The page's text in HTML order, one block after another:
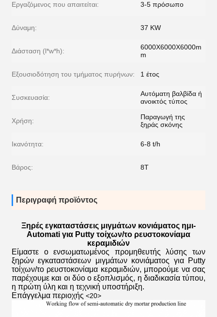
Εργαζόμενος που απαιτείται: 3-5 πρόσωπο
Δύναμη: 37 KW
Διάσταση (l*w*h):
6000X6000X6000m
m
Εξουσιοδότηση του τμήματος πυρήνων: 1 έτος
Συσκευασία:
Αυτόματη βαλβίδα ή
ανοικτός τύπος
Χρήση:
Παραγωγή της
ξηράς σκόνης
Ικανότητα: 6-8 t/h
Βάρος: 8T
Περιγραφή προϊόντος
Ξηρές εγκαταστάσεις μιγμάτων κονιάματος ημι-
Automati για Putty τοίχων/το ρευστοκονίαμα
κεραμιδιών
Είμαστε ο ενσωματωμένος προμηθευτής λύσης των
ξηρών εγκαταστάσεων μιγμάτων κονιάματος για Putty
τοίχων/το ρευστοκονίαμα κεραμιδιών, μπορούμε να σας
παρέχουμε και οι δύο ο εξοπλισμός, η διαδικασία τύπου,
η πρώτη ύλη και η τεχνική υποστήριξη.
Επάγγελμα περιοχής <20>